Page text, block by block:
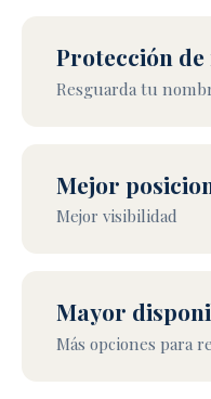
Protección
Resguarda tu
Mejor
Mejor visibilidad
Mayor
Más opciones para